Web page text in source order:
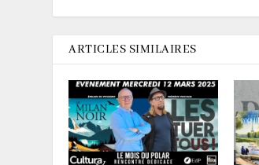
ARTICLES SIMILAIRES